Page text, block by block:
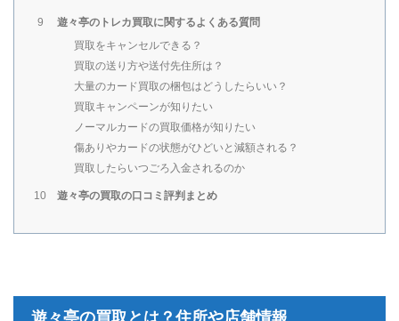
9
遊々亭のトレカ買取に関するよくある質問
買取をキャンセルできる？
買取の送り方や送付先住所は？
大量のカード買取の梱包はどうしたらいい？
買取キャンペーンが知りたい
ノーマルカードの買取価格が知りたい
傷ありやカードの状態がひどいと減額される？
買取したらいつごろ入金されるのか
10 遊々亭の買取の口コミ評判まとめ
遊々亭の買取とは？住所や店舗情報